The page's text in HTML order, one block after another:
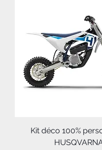
Kit déco 100%